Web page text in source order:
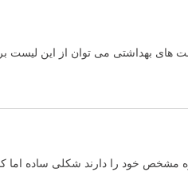
های بهداشتی می توان از این